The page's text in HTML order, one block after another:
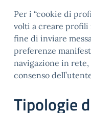
Per i “cookie di
volti a creare profili
fine di inviare
preferenze
navigazione in
consenso
Tipologie